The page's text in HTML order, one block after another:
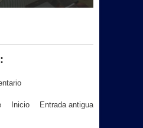
Entrada antigua
Inicio